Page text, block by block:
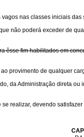
nas classes iniciais
não poderá exceder de
êsse fim habilitados em
provimento de qualquer
da Administração direta
realizar, devendo